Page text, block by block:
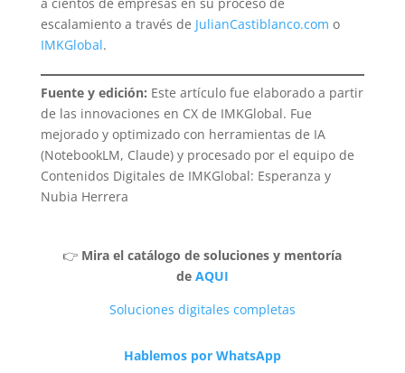
escalamiento a través de JulianCastiblanco.com o
IMKGlobal.
Fuente y edición: Este artículo fue elaborado a partir
de las innovaciones en CX de IMKGlobal. Fue
mejorado y optimizado con herramientas de IA
(NotebookLM, Claude) y procesado por el equipo de
Contenidos Digitales de IMKGlobal: Esperanza y
Nubia Herrera
👉 Mira el catálogo de soluciones y mentoría
de AQUI
Soluciones digitales completas
Hablemos por WhatsApp